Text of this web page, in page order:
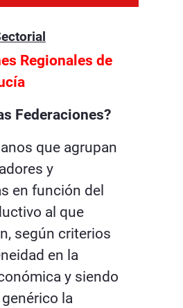
Regionales de
Federaciones?
que agrupan
y
en función del
al que
según criterios
en la
y siendo
la